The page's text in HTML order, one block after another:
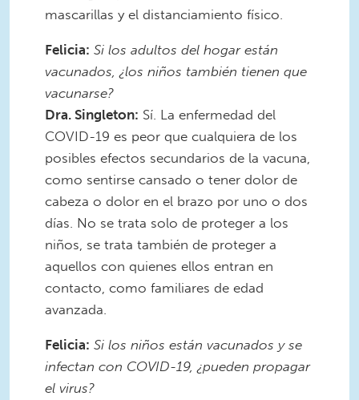
mascarillas y el distanciamiento físico.
Felicia: Si los adultos del hogar están
vacunados, ¿los niños también tienen que
vacunarse?
Dra. Singleton: Sí. La enfermedad del
COVID-19 es peor que cualquiera de los
posibles efectos secundarios de la vacuna,
como sentirse cansado o tener dolor de
cabeza o dolor en el brazo por uno o dos
días. No se trata solo de proteger a los
niños, se trata también de proteger a
aquellos con quienes ellos entran en
contacto, como familiares de edad
avanzada.
Felicia: Si los niños están vacunados y se
infectan con COVID-19, ¿pueden propagar
el virus?